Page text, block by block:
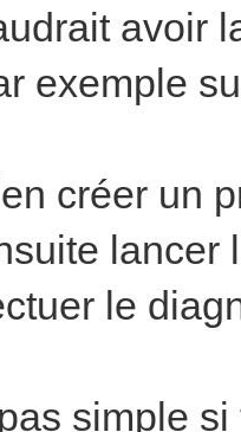
avoir
exemple
créer un
lancer
le
simple